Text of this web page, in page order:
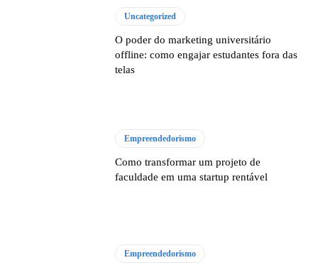
Uncategorized
O poder do marketing universitário
offline: como engajar estudantes fora das
telas
Empreendedorismo
Como transformar um projeto de
faculdade em uma startup rentável
Empreendedorismo